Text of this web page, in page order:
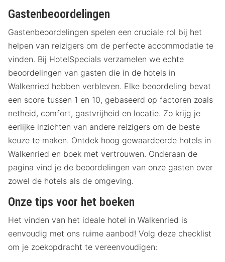
Gastenbeoordelingen
Gastenbeoordelingen spelen een cruciale rol bij het
helpen van reizigers om de perfecte accommodatie te
vinden. Bij HotelSpecials verzamelen we echte
beoordelingen van gasten die in de hotels in
Walkenried hebben verbleven. Elke beoordeling bevat
een score tussen 1 en 10, gebaseerd op factoren zoals
netheid, comfort, gastvrijheid en locatie. Zo krijg je
eerlijke inzichten van andere reizigers om de beste
keuze te maken. Ontdek hoog gewaardeerde hotels in
Walkenried en boek met vertrouwen. Onderaan de
pagina vind je de beoordelingen van onze gasten over
zowel de hotels als de omgeving.
Onze tips voor het boeken
Het vinden van het ideale hotel in Walkenried is
eenvoudig met ons ruime aanbod! Volg deze checklist
om je zoekopdracht te vereenvoudigen: